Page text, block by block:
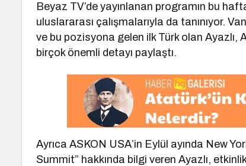
Beyaz TV’de yayınlanan programın bu
uluslararası çalışmalarıyla da tanınıyor.
ve bu pozisyona gelen ilk Türk olan Ayazlı,
birçok önemli detayı paylaştı.
Ayrıca ASKON USA’in Eylül ayında New
Summit” hakkında bilgi veren Ayazlı,